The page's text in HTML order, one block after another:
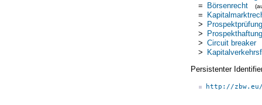
= Börsenrecht
=
> Prospektprüfung
> Prospekthaftung
> Circuit breaker
>
Persistenter
http://